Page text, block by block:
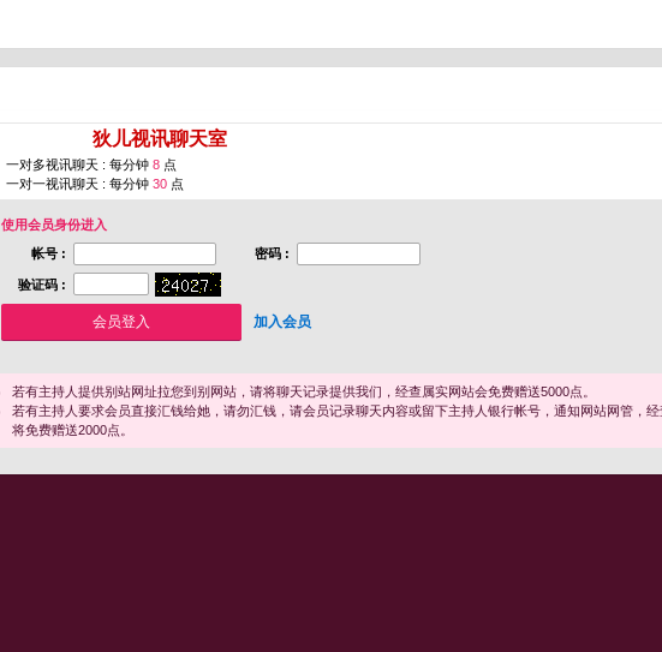
狄儿视讯聊天室
一对多视讯聊天 : 每分钟 8 点
一对一视讯聊天 : 每分钟 30 点
使用会员身份进入
帐号 :
密码 :
验证码 :
加入会员
若有主持人提供别站网址拉您到别网站，请将聊天记录提供我们，经查属实网站会免费赠送5000点。
若有主持人要求会员直接汇钱给她，请勿汇钱，请会员记录聊天内容或留下主持人银行帐号，通知网站网管，
将免费赠送2000点。